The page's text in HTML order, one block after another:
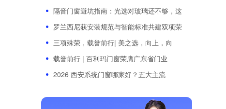
隔音门窗避坑指南：光选对玻璃还不够，这
罗兰西尼获安装规范与智能标准共建双项荣
三项殊荣，载誉前行| 美之选，向上，向
载誉前行 | 百利玛门窗荣膺广东省门业
2026 西安系统门窗哪家好？五大主流